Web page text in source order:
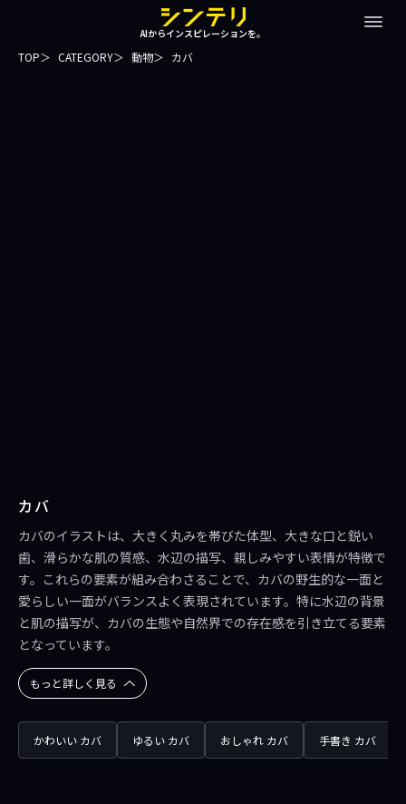
AIからインスピレーションを。
TOP CATEGORY 動物 カバ
カバ
カバのイラストは、大きく丸みを帯びた体型、大きな口と鋭い
歯、滑らかな肌の質感、水辺の描写、親しみやすい表情が特徴で
す。これらの要素が組み合わさることで、カバの野生的な一面と
愛らしい一面がバランスよく表現されています。特に水辺の背景
と肌の描写が、カバの生態や自然界での存在感を引き立てる要素
となっています。
もっと詳しく見る
かわいい カバ ゆるい カバ おしゃれ カバ 手書き カバ